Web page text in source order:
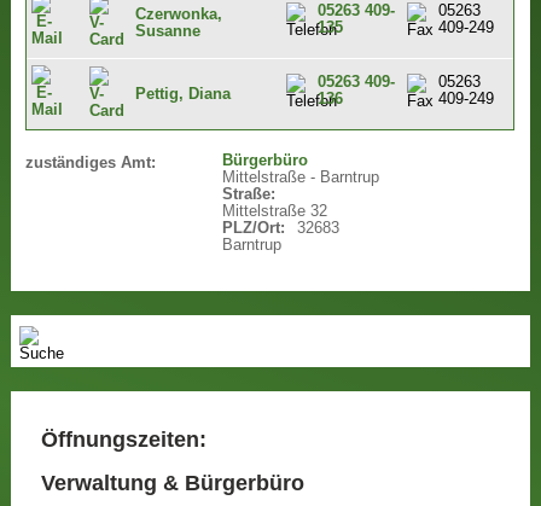
Czerwonka,
Susanne
05263 409-
135
05263
409-249
Pettig, Diana
05263 409-
136
05263
409-249
zuständiges Amt:
Bürgerbüro
Mittelstraße - Barntrup
Straße:
Mittelstraße 32
PLZ/Ort:
32683
Barntrup
Öffnungszeiten:
Verwaltung & Bürgerbüro